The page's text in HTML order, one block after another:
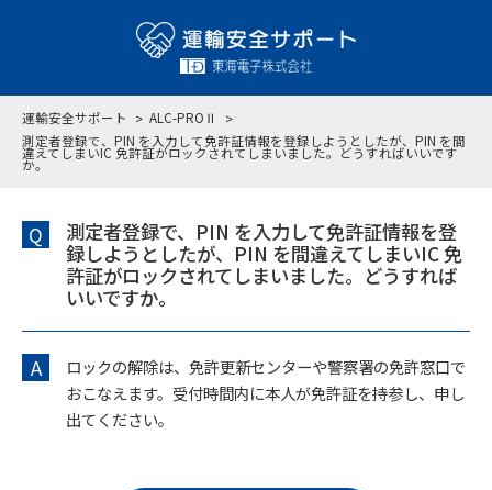
運輸安全サポート
ALC-PROⅡ
測定者登録で、PIN を入力して免許証情報を登録しようとしたが、PIN を間
違えてしまいIC 免許証がロックされてしまいました。どうすればいいです
か。
Q
測定者登録で、PIN を入力して免許証情報を登
録しようとしたが、PIN を間違えてしまいIC 免
許証がロックされてしまいました。どうすれば
いいですか。
A
ロックの解除は、免許更新センターや警察署の免許窓口で
おこなえます。受付時間内に本人が免許証を持参し、申し
出てください。